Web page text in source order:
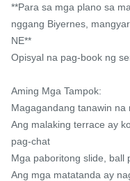
**Para sa mga plano sa
nggang Biyernes,
NE**
Opisyal na pag-book ng
Aming Mga Tampok:
Magagandang tanawin
Ang malaking terrace ay
pag-chat
Mga paboritong slide, ball
Ang mga matatanda ay